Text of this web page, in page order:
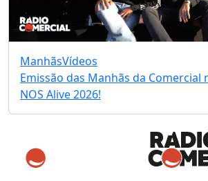
ManhãsVídeos
Emissão das Manhãs da Comercial
NOS Alive 2026!